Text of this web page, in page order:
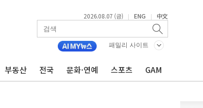
2026.08.07 (금) | ENG | 中文
패밀리 사이트
부동산 전국 문화·연예 스포츠 GAM
회원국 공격 검토… 거짓 깃발 작전"
봇·AI 데이터센터·모빌리티 구체화